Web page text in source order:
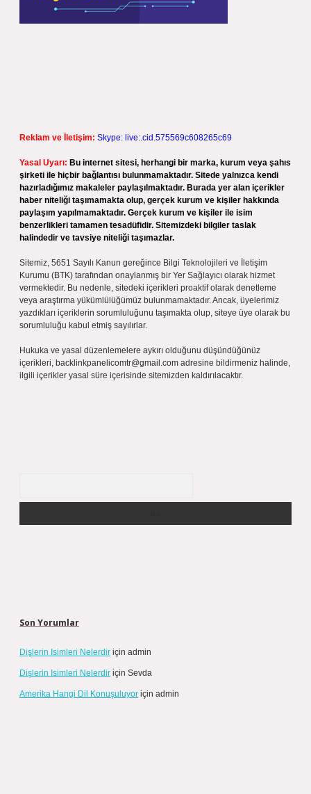
Reklam ve İletişim: Skype: live:.cid.575569c608265c69
Yasal Uyarı: Bu internet sitesi, herhangi bir marka, kurum veya şahıs
şirketi ile hiçbir bağlantısı bulunmamaktadır. Sitede yalnızca kendi
hazırladığımız makaleler paylaşılmaktadır. Burada yer alan içerikler
haber niteliği taşımamakta olup, gerçek kurum ve kişiler hakkında
paylaşım yapılmamaktadır. Gerçek kurum ve kişiler ile isim
benzerlikleri tamamen tesadüfidir. Sitemizdeki bilgiler taslak
halindedir ve tavsiye niteliği taşımazlar.
Sitemiz, 5651 Sayılı Kanun gereğince Bilgi Teknolojileri ve İletişim
Kurumu (BTK) tarafından onaylanmış bir Yer Sağlayıcı olarak hizmet
vermektedir. Bu nedenle, sitedeki içerikleri proaktif olarak denetleme
veya araştırma yükümlülüğümüz bulunmamaktadır. Ancak, üyelerimiz
yazdıkları içeriklerin sorumluluğunu taşımakta olup, siteye üye olarak bu
sorumluluğu kabul etmiş sayılırlar.
Hukuka ve yasal düzenlemelere aykırı olduğunu düşündüğünüz
içerikleri, backlinkpanelicomtr@gmail.com adresine bildirmeniz halinde,
ilgili içerikler yasal süre içerisinde sitemizden kaldırılacaktır.
Son Yorumlar
Dişlerin Isimleri Nelerdir için admin
Dişlerin Isimleri Nelerdir için Sevda
Amerika Hangi Dil Konuşuluyor için admin